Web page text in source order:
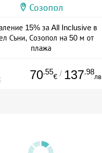
Созопол
15% за All Inclusive в
Съни, Созопол на 50 м от
плажа
70.55
€ / 137.98
лв.